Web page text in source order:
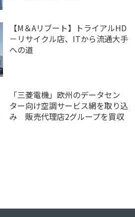
【M＆Aリブート】トライアルHD
－リサイクル店、ITから流通大手
への道
「三菱電機」欧州のデータセン
ター向け空調サービス網を取り込
み 販売代理店2グループを買収